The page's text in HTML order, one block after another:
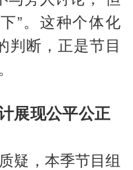
”。这种个体化
判断，正是节目
展现公平公正
疑，本季节目组